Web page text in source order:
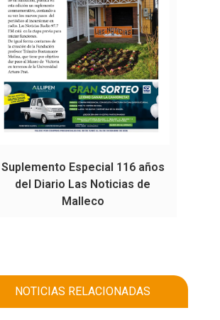
Suplemento Especial 116 años
del Diario Las Noticias de
Malleco
NOTICIAS RELACIONADAS